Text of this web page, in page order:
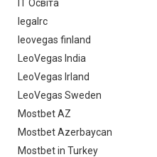
IT Освіта
legalrc
leovegas finland
LeoVegas India
LeoVegas Irland
LeoVegas Sweden
Mostbet AZ
Mostbet Azerbaycan
Mostbet in Turkey